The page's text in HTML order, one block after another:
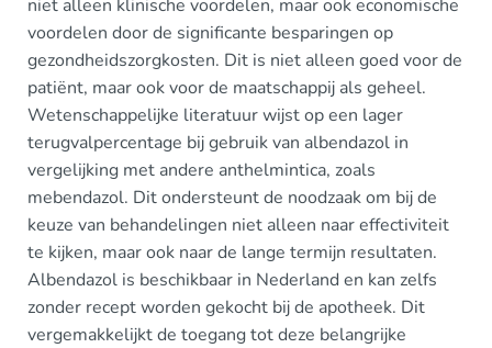
niet alleen klinische voordelen, maar ook economische
voordelen door de significante besparingen op
gezondheidszorgkosten. Dit is niet alleen goed voor de
patiënt, maar ook voor de maatschappij als geheel.
Wetenschappelijke literatuur wijst op een lager
terugvalpercentage bij gebruik van albendazol in
vergelijking met andere anthelmintica, zoals
mebendazol. Dit ondersteunt de noodzaak om bij de
keuze van behandelingen niet alleen naar effectiviteit
te kijken, maar ook naar de lange termijn resultaten.
Albendazol is beschikbaar in Nederland en kan zelfs
zonder recept worden gekocht bij de apotheek. Dit
vergemakkelijkt de toegang tot deze belangrijke